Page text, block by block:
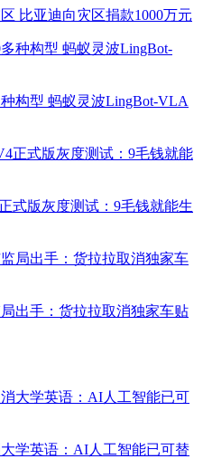
比亚迪向灾区捐款1000万元
构型 蚂蚁灵波LingBot-VLA
式版灰度测试：9毛钱就能生
出手：货拉拉取消独家车贴
学英语：AI人工智能已可替